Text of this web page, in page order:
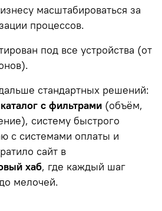
масштабироваться за
процессов.
под все устройства (от
стандартных решений:
с фильтрами (объём,
систему быстрого
с системами оплаты и
сайт в
хаб, где каждый шаг
мелочей.